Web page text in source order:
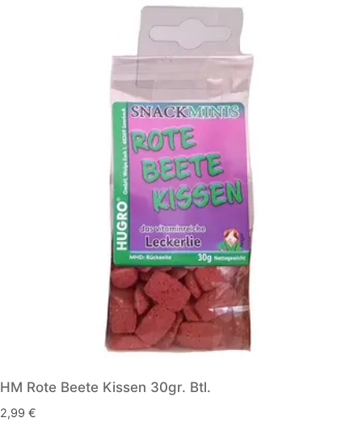
HM Rote Beete Kissen 30gr. Btl.
2,99 €